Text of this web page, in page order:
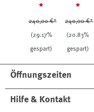
*
240,00 €*
(29.17%
gespart)
*
240,00 €*
(20.83%
gespart)
Öffnungszeiten
Hilfe & Kontakt